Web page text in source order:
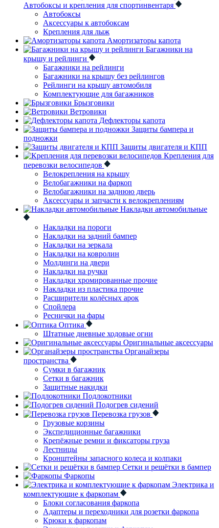
Автобоксы и крепления для спортинвентаря
Автобоксы
Аксессуары к автобоксам
Крепления для лыж
Амортизаторы капота
Багажники на
крышу и рейлинги
Багажники на рейлинги
Багажники на крышу без рейлингов
Рейлинги на крышу автомобиля
Комплектующие для багажников
Брызговики
Ветровики
Дефлекторы капота
Защиты бампера и
подножки
Защиты двигателя и КПП
Крепления для
перевозки велосипедов
Велокрепления на крышу
Велобагажники на фаркоп
Велобагажники на заднюю дверь
Аксессуары и запчасти к велокреплениям
Накладки автомобильные
Накладки на пороги
Накладки на задний бампер
Накладки на зеркала
Накладки на ковролин
Молдинги на двери
Накладки на ручки
Накладки хромированные прочие
Накладки из пластика прочие
Расширители колёсных арок
Спойлера
Реснички на фары
Оптика
Штатные дневные ходовые огни
Оригинальные аксессуары
Органайзеры
пространства
Сумки в багажник
Сетки в багажник
Защитные накидки
Подлокотники
Подогрев сидений
Перевозка грузов
Грузовые корзины
Экспедиционные багажники
Крепёжные ремни и фиксаторы груза
Лестницы
Кронштейны запасного колеса и колпаки
Сетки и решётки в бампер
Фаркопы
Электрика и
комплектующие к фаркопам
Блоки согласования фаркопа
Адаптеры и переходники для розетки фаркопа
Крюки к фаркопам